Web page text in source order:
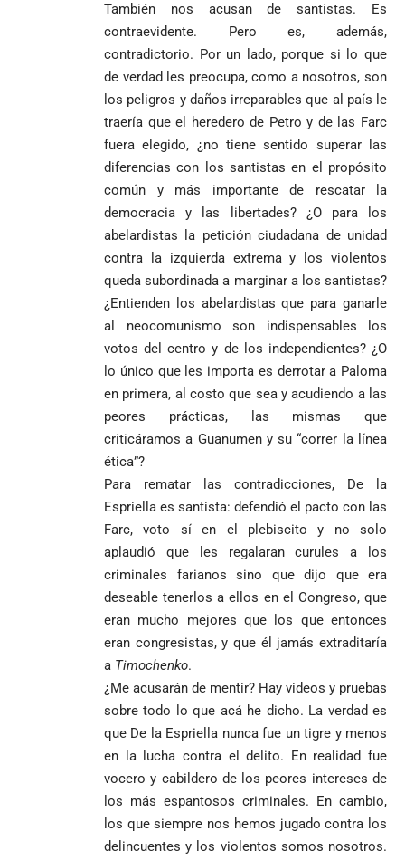
También nos acusan de santistas. Es
contraevidente. Pero es, además,
contradictorio. Por un lado, porque si lo que
de verdad les preocupa, como a nosotros, son
los peligros y daños irreparables que al país le
traería que el heredero de Petro y de las Farc
fuera elegido, ¿no tiene sentido superar las
diferencias con los santistas en el propósito
común y más importante de rescatar la
democracia y las libertades? ¿O para los
abelardistas la petición ciudadana de unidad
contra la izquierda extrema y los violentos
queda subordinada a marginar a los santistas?
¿Entienden los abelardistas que para ganarle
al neocomunismo son indispensables los
votos del centro y de los independientes? ¿O
lo único que les importa es derrotar a Paloma
en primera, al costo que sea y acudiendo a las
peores prácticas, las mismas que
criticáramos a Guanumen y su “correr la línea
ética”?
Para rematar las contradicciones, De la
Espriella es santista: defendió el pacto con las
Farc, voto sí en el plebiscito y no solo
aplaudió que les regalaran curules a los
criminales farianos sino que dijo que era
deseable tenerlos a ellos en el Congreso, que
eran mucho mejores que los que entonces
eran congresistas, y que él jamás extraditaría
a Timochenko.
¿Me acusarán de mentir? Hay videos y pruebas
sobre todo lo que acá he dicho. La verdad es
que De la Espriella nunca fue un tigre y menos
en la lucha contra el delito. En realidad fue
vocero y cabildero de los peores intereses de
los más espantosos criminales. En cambio,
los que siempre nos hemos jugado contra los
delincuentes y los violentos somos nosotros.